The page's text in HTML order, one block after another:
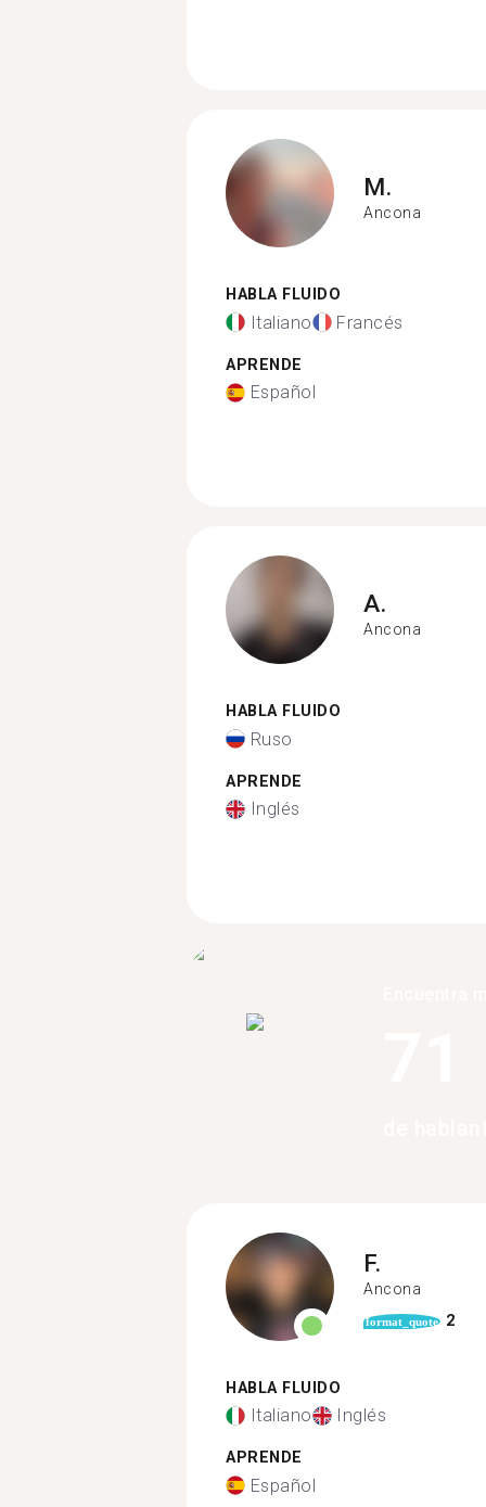
M.
Ancona
HABLA FLUIDO
Italiano Francés
APRENDE
Español
A.
Ancona
HABLA FLUIDO
Ruso
APRENDE
Inglés
F.
Ancona
format_quote 2
HABLA FLUIDO
Italiano Inglés
APRENDE
Español